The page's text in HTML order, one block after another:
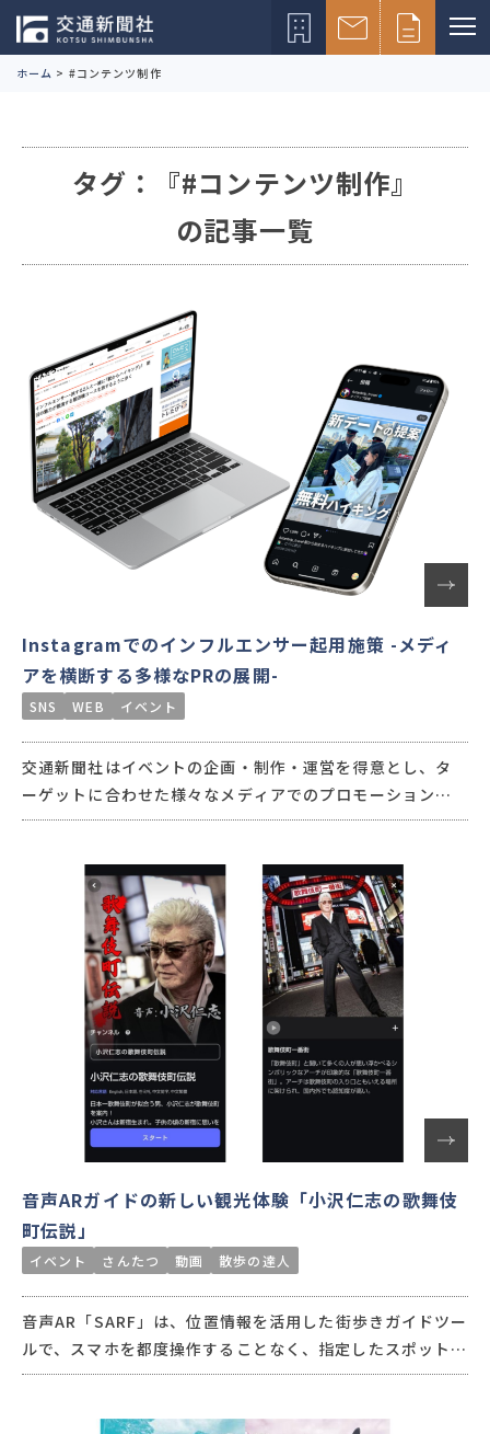
ホーム > #コンテンツ制作
タグ：『#コンテンツ制作』
の記事一覧
Instagramでのインフルエンサー起用施策 -メディ
アを横断する多様なPRの展開-
SNS WEB イベント
交通新聞社はイベントの企画・制作・運営を得意とし、タ
ーゲットに合わせた様々なメディアでのプロモーションが
可能です。
ロモーションでは、インフルエンサーを活用。20～30代女
性へ訴求したいというご依頼から、「旅する2人」さんの起
用をご提案し「デート」をキーワードとしてSNSや当社
WEBメディアでの紹介で参加を促しました。
音声ARガイドの新しい観光体験「小沢仁志の歌舞伎
町伝説」
イベント さんたつ 動画 散歩の達人
音声AR「SARF」は、位置情報を活用した街歩きガイドツー
ルで、スマホを都度操作することなく、指定したスポットに
入ると、自動で音声ガイドが再生される、新しい観光DXツ